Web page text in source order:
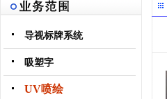
导视标牌系统
吸塑字
UV喷绘